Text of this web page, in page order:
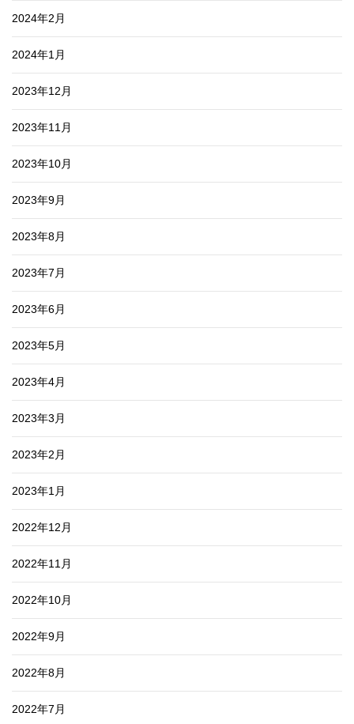
2024年2月
2024年1月
2023年12月
2023年11月
2023年10月
2023年9月
2023年8月
2023年7月
2023年6月
2023年5月
2023年4月
2023年3月
2023年2月
2023年1月
2022年12月
2022年11月
2022年10月
2022年9月
2022年8月
2022年7月